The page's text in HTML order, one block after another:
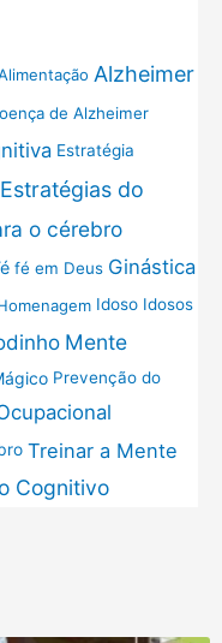
Alzheimer
de Alzheimer
Estratégia
Estratégias do
o cérebro
fé em Deus Ginástica
Idoso Idosos
Mente
Prevenção do
Treinar a Mente
Cognitivo